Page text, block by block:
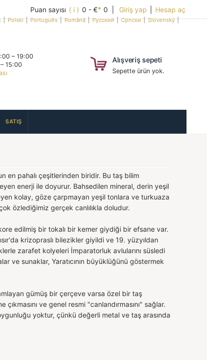
Puan sayısı ( i ) 0 - €* 0 | Giriş yap Hesap aç
|Polski|Português|Română|Русский|Српски|Slovenský|
– 19:00
15:00
Alışveriş sepeti
Sepette ürün yok.
SATIŞ
en pahalı çeşitlerinden biridir. Bu taş bilim
enerji ile doyurur. Bahsedilen mineral, derin yeşil
kolay, göze çarpmayan yeşil tonlara ve turkuaza
özlediğimiz gerçek canlılıkla doludur.
edilmiş bir tokalı bir kemer giydiği bir efsane var.
krizopraslı bilezikler giyildi ve 19. yüzyıldan
zarafet kolyeleri İmparatorluk avlularını süsledi
ve sunaklar, Yaratıcının büyüklüğünü göstermek
gümüş bir çerçeve varsa özel bir taş
ve genel resmi "canlandırmasını" sağlar.
yoktur, çünkü değerli metal ve taş arasında